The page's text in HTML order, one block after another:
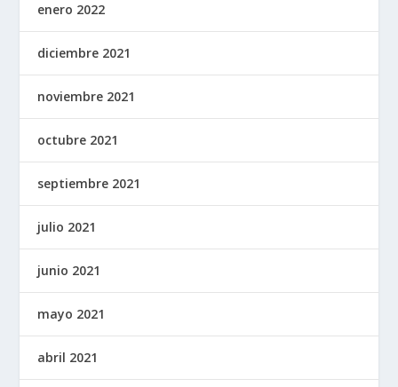
enero 2022
diciembre 2021
noviembre 2021
octubre 2021
septiembre 2021
julio 2021
junio 2021
mayo 2021
abril 2021